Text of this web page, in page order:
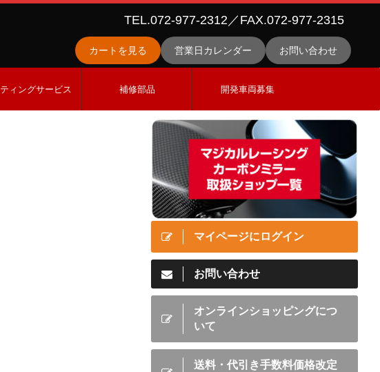
TEL.072-977-2312／FAX.072-977-2315
カートを見る 営業日カレンダー お問い合わせ
ィングサービス 補修部品 開発車両募集
マイページにログイン
お問い合わせ
オンラインショッピングにつ
いて
送料・代引き手数料価格改定